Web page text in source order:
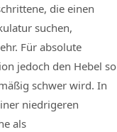
die einen
suchen,
Für absolute
jedoch den Hebel so
schwer wird. In
niedrigeren
als